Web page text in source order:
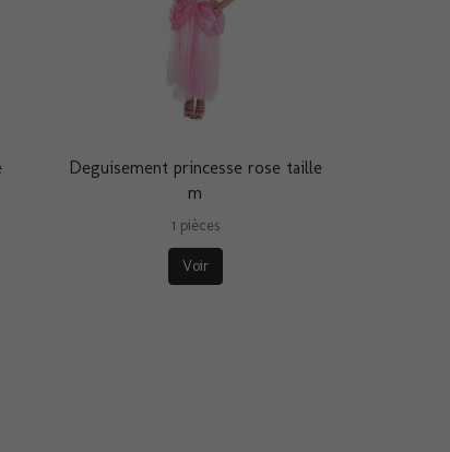
Deguisement princesse rose taille
m
1 pièces
Voir